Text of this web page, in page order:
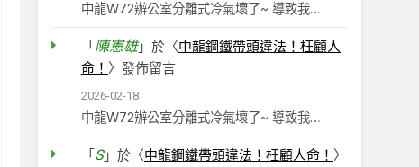
中龍W72辦公室分離式冷氣壞了~ 導致我…
「 陳憲雄」於〈中龍鋼鐵帶頭違法！枉顧人
命！ 〉發佈留言
2026-02-18
中龍W72辦公室分離式冷氣壞了~ 導致我…
「 S」於〈中龍鋼鐵帶頭違法！枉顧人命！ 〉